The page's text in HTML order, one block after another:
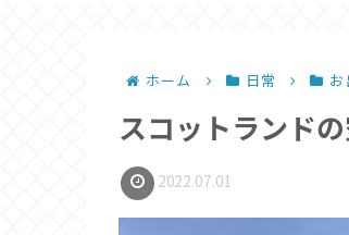
ホーム 日常 お
スコットランド
2022.07.01